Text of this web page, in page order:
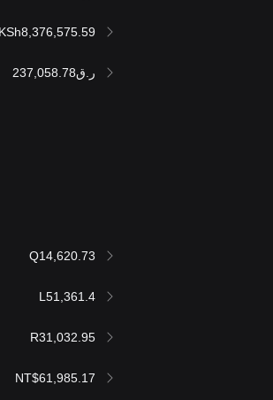
KSh8,376,575.59
ر.ق237,058.78
Q14,620.73
L51,361.4
R31,032.95
NT$61,985.17